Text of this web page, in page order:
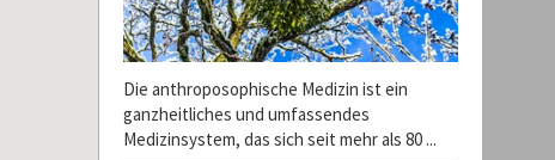
Die anthroposophische Medizin ist ein
ganzheitliches und umfassendes
Medizinsystem, das sich seit mehr als 80 ...